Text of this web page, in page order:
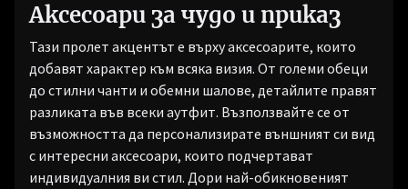
Аксесоари за чудо и приказ
Тази пролет акцентът е върху аксесоарите, които
добавят характер към всяка визия. От големи обеци
до стилни чанти и обемни шалове, детайлите правят
разликата във всеки аутфит. Възползвайте се от
възможността да персонализирате външният си вид
с интересни аксесоари, които подчертават
индивидуалния ви стил. Дори най-обикновеният